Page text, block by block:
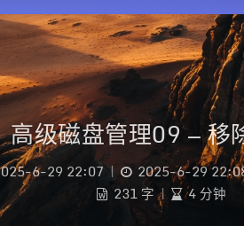
高级磁盘管理09 — 移
6-29 22:07 | 2025-6-29
231 字 | 4 分钟